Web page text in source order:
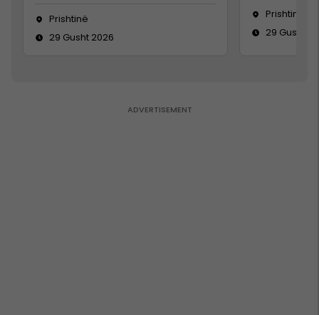
Prishtinë
29 Gusht 2026
Prishtinë
29 Gusht